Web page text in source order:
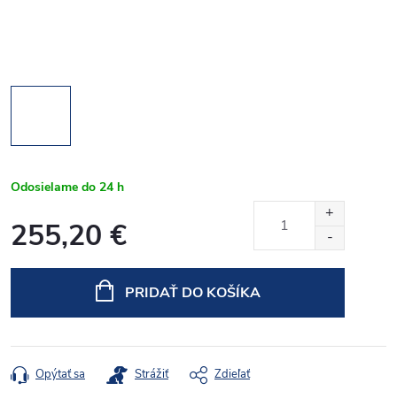
Odosielame do 24 h
255,20 €
PRIDAŤ DO KOŠÍKA
Opýtať sa Strážiť Zdieľať